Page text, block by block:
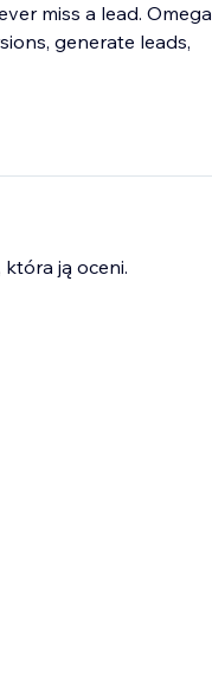
miss a lead. Omega
generate leads,
ją oceni.